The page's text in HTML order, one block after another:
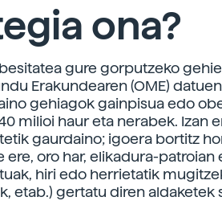
ona?
gure gorputzeko
Erakundearen (OME)
gehiagok gainpisua edo
milioi haur eta nerabek. Izan
gaurdaino; igoera bortitz
oro har, elikadura-patroian
hiri edo herrietatik
etab.) gertatu diren aldaketek